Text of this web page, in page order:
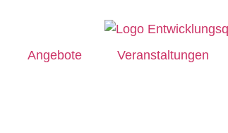
Angebote Veranstaltungen